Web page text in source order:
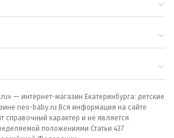
— интернет-магазин Екатеринбурга: детские
neo-baby.ru Вся информация на сайте
справочный характер и не является
положениями Статьи 437